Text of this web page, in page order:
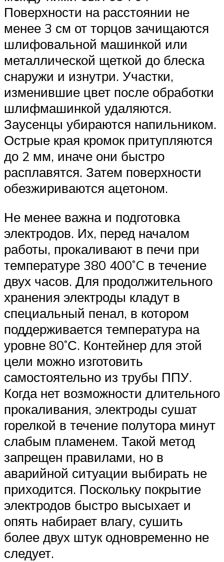
Поверхности на расстоянии не
менее 3 см от торцов зачищаются
шлифовальной машинкой или
металлической щеткой до блеска
снаружи и изнутри. Участки,
изменившие цвет после обработки
шлифмашинкой удаляются.
Заусенцы убираются напильником.
Острые края кромок притупляются
до 2 мм, иначе они быстро
расплавятся. Затем поверхности
обезжириваются ацетоном.
Не менее важна и подготовка
электродов. Их, перед началом
работы, прокаливают в печи при
температуре 380 400˚C в течение
двух часов. Для продолжительного
хранения электроды кладут в
специальный пенал, в котором
поддерживается температура на
уровне 80˚С. Контейнер для этой
цели можно изготовить
самостоятельно из трубы ППУ.
Когда нет возможности длительного
прокаливания, электроды сушат
горелкой в течение полутора минут
слабым пламенем. Такой метод
запрещен правилами, но в
аварийной ситуации выбирать не
приходится. Поскольку покрытие
электродов быстро высыхает и
опять набирает влагу, сушить
более двух штук одновременно не
следует.